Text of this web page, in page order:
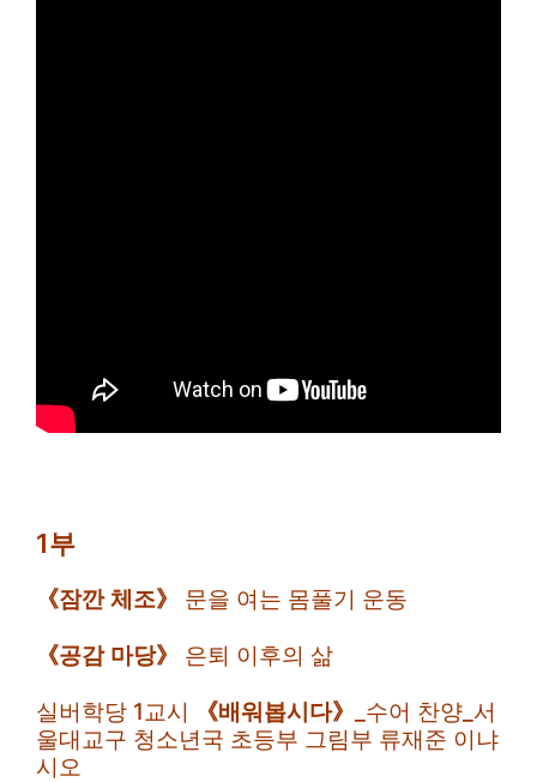
1부
《잠깐 체조》 문을 여는 몸풀기 운동
《공감 마당》 은퇴 이후의 삶
실버학당 1교시 《배워봅시다》
_수어 찬양_서
울대교구 청소년국 초등부 그림부 류재준 이냐
시오